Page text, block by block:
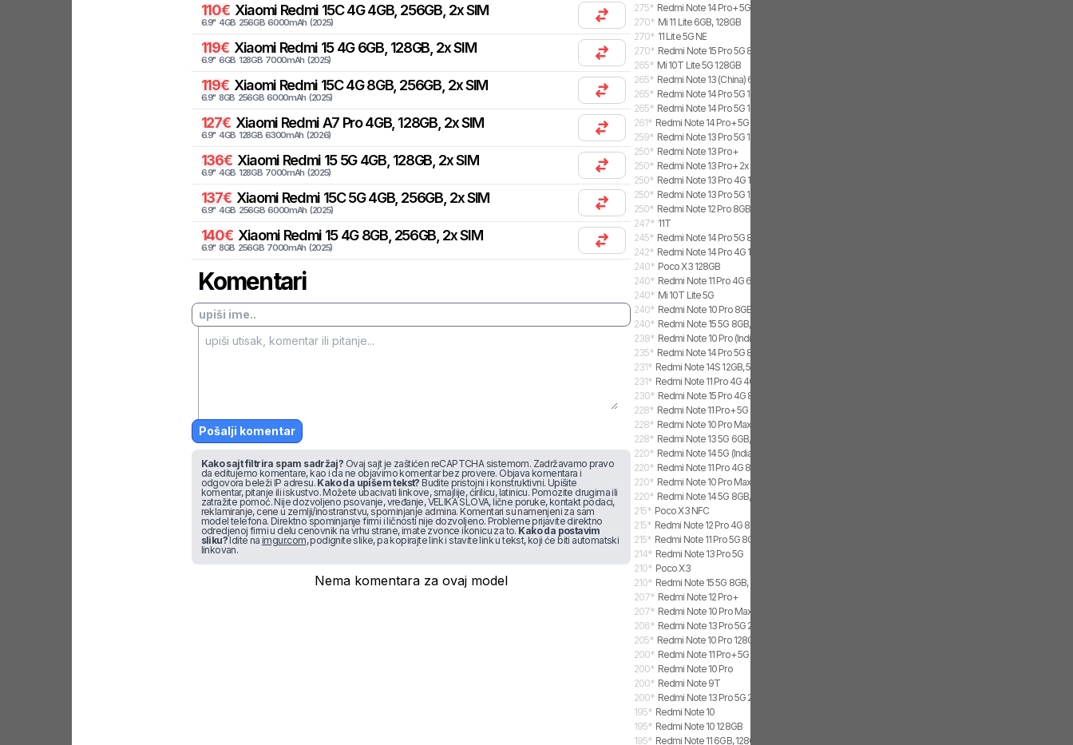
110€ Xiaomi Redmi 15C 4G 4GB, 256GB, 2x SIM
6.9" 4GB 256GB 6000mAh (2025)
119€ Xiaomi Redmi 15 4G 6GB, 128GB, 2x SIM
6.9" 6GB 128GB 7000mAh (2025)
119€ Xiaomi Redmi 15C 4G 8GB, 256GB, 2x SIM
6.9" 8GB 256GB 6000mAh (2025)
127€ Xiaomi Redmi A7 Pro 4GB, 128GB, 2x SIM
6.9" 4GB 128GB 6300mAh (2026)
136€ Xiaomi Redmi 15 5G 4GB, 128GB, 2x SIM
6.9" 4GB 128GB 7000mAh (2025)
137€ Xiaomi Redmi 15C 5G 4GB, 256GB, 2x SIM
6.9" 4GB 256GB 6000mAh (2025)
140€ Xiaomi Redmi 15 4G 8GB, 256GB, 2x SIM
6.9" 8GB 256GB 7000mAh (2025)
Komentari
Pošalji komentar
Kako sajt filtrira spam sadržaj? Ovaj sajt je zaštićen reCAPTCHA sistemom. Zadržavamo pravo
da editujemo komentare, kao i da ne objavimo komentar bez provere. Objava komentara i
odgovora beleži IP adresu. Kako da upišem tekst? Budite pristojni i konstruktivni. Upišite
komentar, pitanje ili iskustvo. Možete ubacivati linkove, smajlije, ćirilicu, latinicu. Pomozite drugima ili
zatražite pomoć. Nije dozvoljeno psovanje, vređanje, VELIKA SLOVA, lične poruke, kontakt podaci,
reklamiranje, cene u zemlji/inostranstvu, spominjanje admina. Komentari su namenjeni za sam
model telefona. Direktno spominjanje firmi i ličnosti nije dozvoljeno. Probleme prijavite direktno
odredjenoj firmi u delu cenovnik na vrhu strane, imate zvonce ikonicu za to. Kako da postavim
sliku?Idite na imgur.com, podignite slike, pa kopirajte link i stavite link u tekst, koji će biti automatski
linkovan.
Nema komentara za ovaj model
275* Redmi Note 14 Pro+ 5G 12GB, 256GB, 2x SIM
270* Mi 11 Lite 6GB, 128GB
270* 11 Lite 5G NE
270* Redmi Note 15 Pro 5G 8GB, 256GB, 2x SIM
265* Mi 10T Lite 5G 128GB
265* Redmi Note 13 (China) 6GB, 128GB, 2x SIM
265* Redmi Note 14 Pro 5G 12GB, 256GB, 2x SIM
265* Redmi Note 14 Pro 5G 12GB, 256GB, 1x SIM, 1x eSIM
261* Redmi Note 14 Pro+ 5G 8GB, 256GB, 2x SIM
259* Redmi Note 13 Pro 5G 12GB, 512GB
250* Redmi Note 13 Pro+
250* Redmi Note 13 Pro+ 2x SIM
250* Redmi Note 13 Pro 4G 12GB, 512GB, 2x SIM
250* Redmi Note 13 Pro 5G 12GB, 256GB, 2x SIM
250* Redmi Note 12 Pro 8GB
247* 11T
245* Redmi Note 14 Pro 5G 8GB, 256GB, 1x SIM, 1x eSIM
242* Redmi Note 14 Pro 4G 12GB, 512GB, 2x SIM
240* Poco X3 128GB
240* Redmi Note 11 Pro 4G 6GB, 128GB, 2x SIM
240* Mi 10T Lite 5G
240* Redmi Note 10 Pro 8GB, 256GB
240* Redmi Note 15 5G 8GB, 512GB, 2x SIM
238* Redmi Note 10 Pro (India)
235* Redmi Note 14 Pro 5G 8GB, 256GB, 2x SIM
231* Redmi Note 14S 12GB, 512GB, 2x SIM
231* Redmi Note 11 Pro 4G 4GB, 64GB, 2x SIM
230* Redmi Note 15 Pro 4G 8GB, 256GB, 2x SIM
228* Redmi Note 11 Pro+ 5G 8GB, 256GB
228* Redmi Note 10 Pro Max 8GB, 128GB
228* Redmi Note 13 5G 6GB, 128GB, 2x SIM
220* Redmi Note 14 5G (India) 8GB, 256GB, 2x SIM
220* Redmi Note 11 Pro 4G 8GB, 128GB, 2x SIM
220* Redmi Note 10 Pro Max
220* Redmi Note 14 5G 8GB, 256GB, 2x SIM
215* Poco X3 NFC
215* Redmi Note 12 Pro 4G 8GB
215* Redmi Note 11 Pro 5G 8GB, 128GB
214* Redmi Note 13 Pro 5G
210* Poco X3
210* Redmi Note 15 5G 8GB, 256GB, 2x SIM
207* Redmi Note 12 Pro+
207* Redmi Note 10 Pro Max 128GB
206* Redmi Note 13 Pro 5G 256GB
205* Redmi Note 10 Pro 128GB
200* Redmi Note 11 Pro+ 5G (India) 128GB
200* Redmi Note 10 Pro
200* Redmi Note 9T
200* Redmi Note 13 Pro 5G 256GB, 2x SIM
195* Redmi Note 10
195* Redmi Note 10 128GB
195* Redmi Note 11 6GB, 128GB, 2x SIM